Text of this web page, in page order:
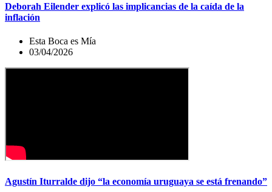
Deborah Eilender explicó las implicancias de la caída de la
inflación
Esta Boca es Mía
03/04/2026
Agustín Iturralde dijo “la economía uruguaya se está frenando”